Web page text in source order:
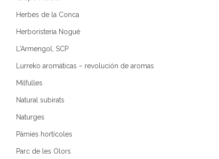
Herbes de la Conca
Herboristeria Nogué
L'Armengol, SCP
Lurreko aromáticas – revolución de aromas
Milfulles
Natural subirats
Naturges
Pàmies hortícoles
Parc de les Olors